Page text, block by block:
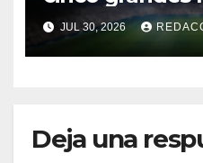
JUL 30, 2026
Deja una